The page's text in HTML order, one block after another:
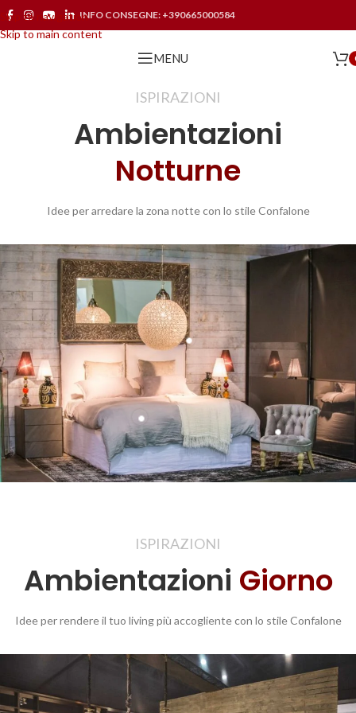
Skip to navigation
Skip to main content
INFO CONSEGNE: +390665000584
MENU
ISPIRAZIONI
Ambientazioni
Notturne
Idee per arredare la zona notte con lo stile Confalone
ISPIRAZIONI
Ambientazioni Giorno
Idee per rendere il tuo living più accogliente con lo stile Confalone